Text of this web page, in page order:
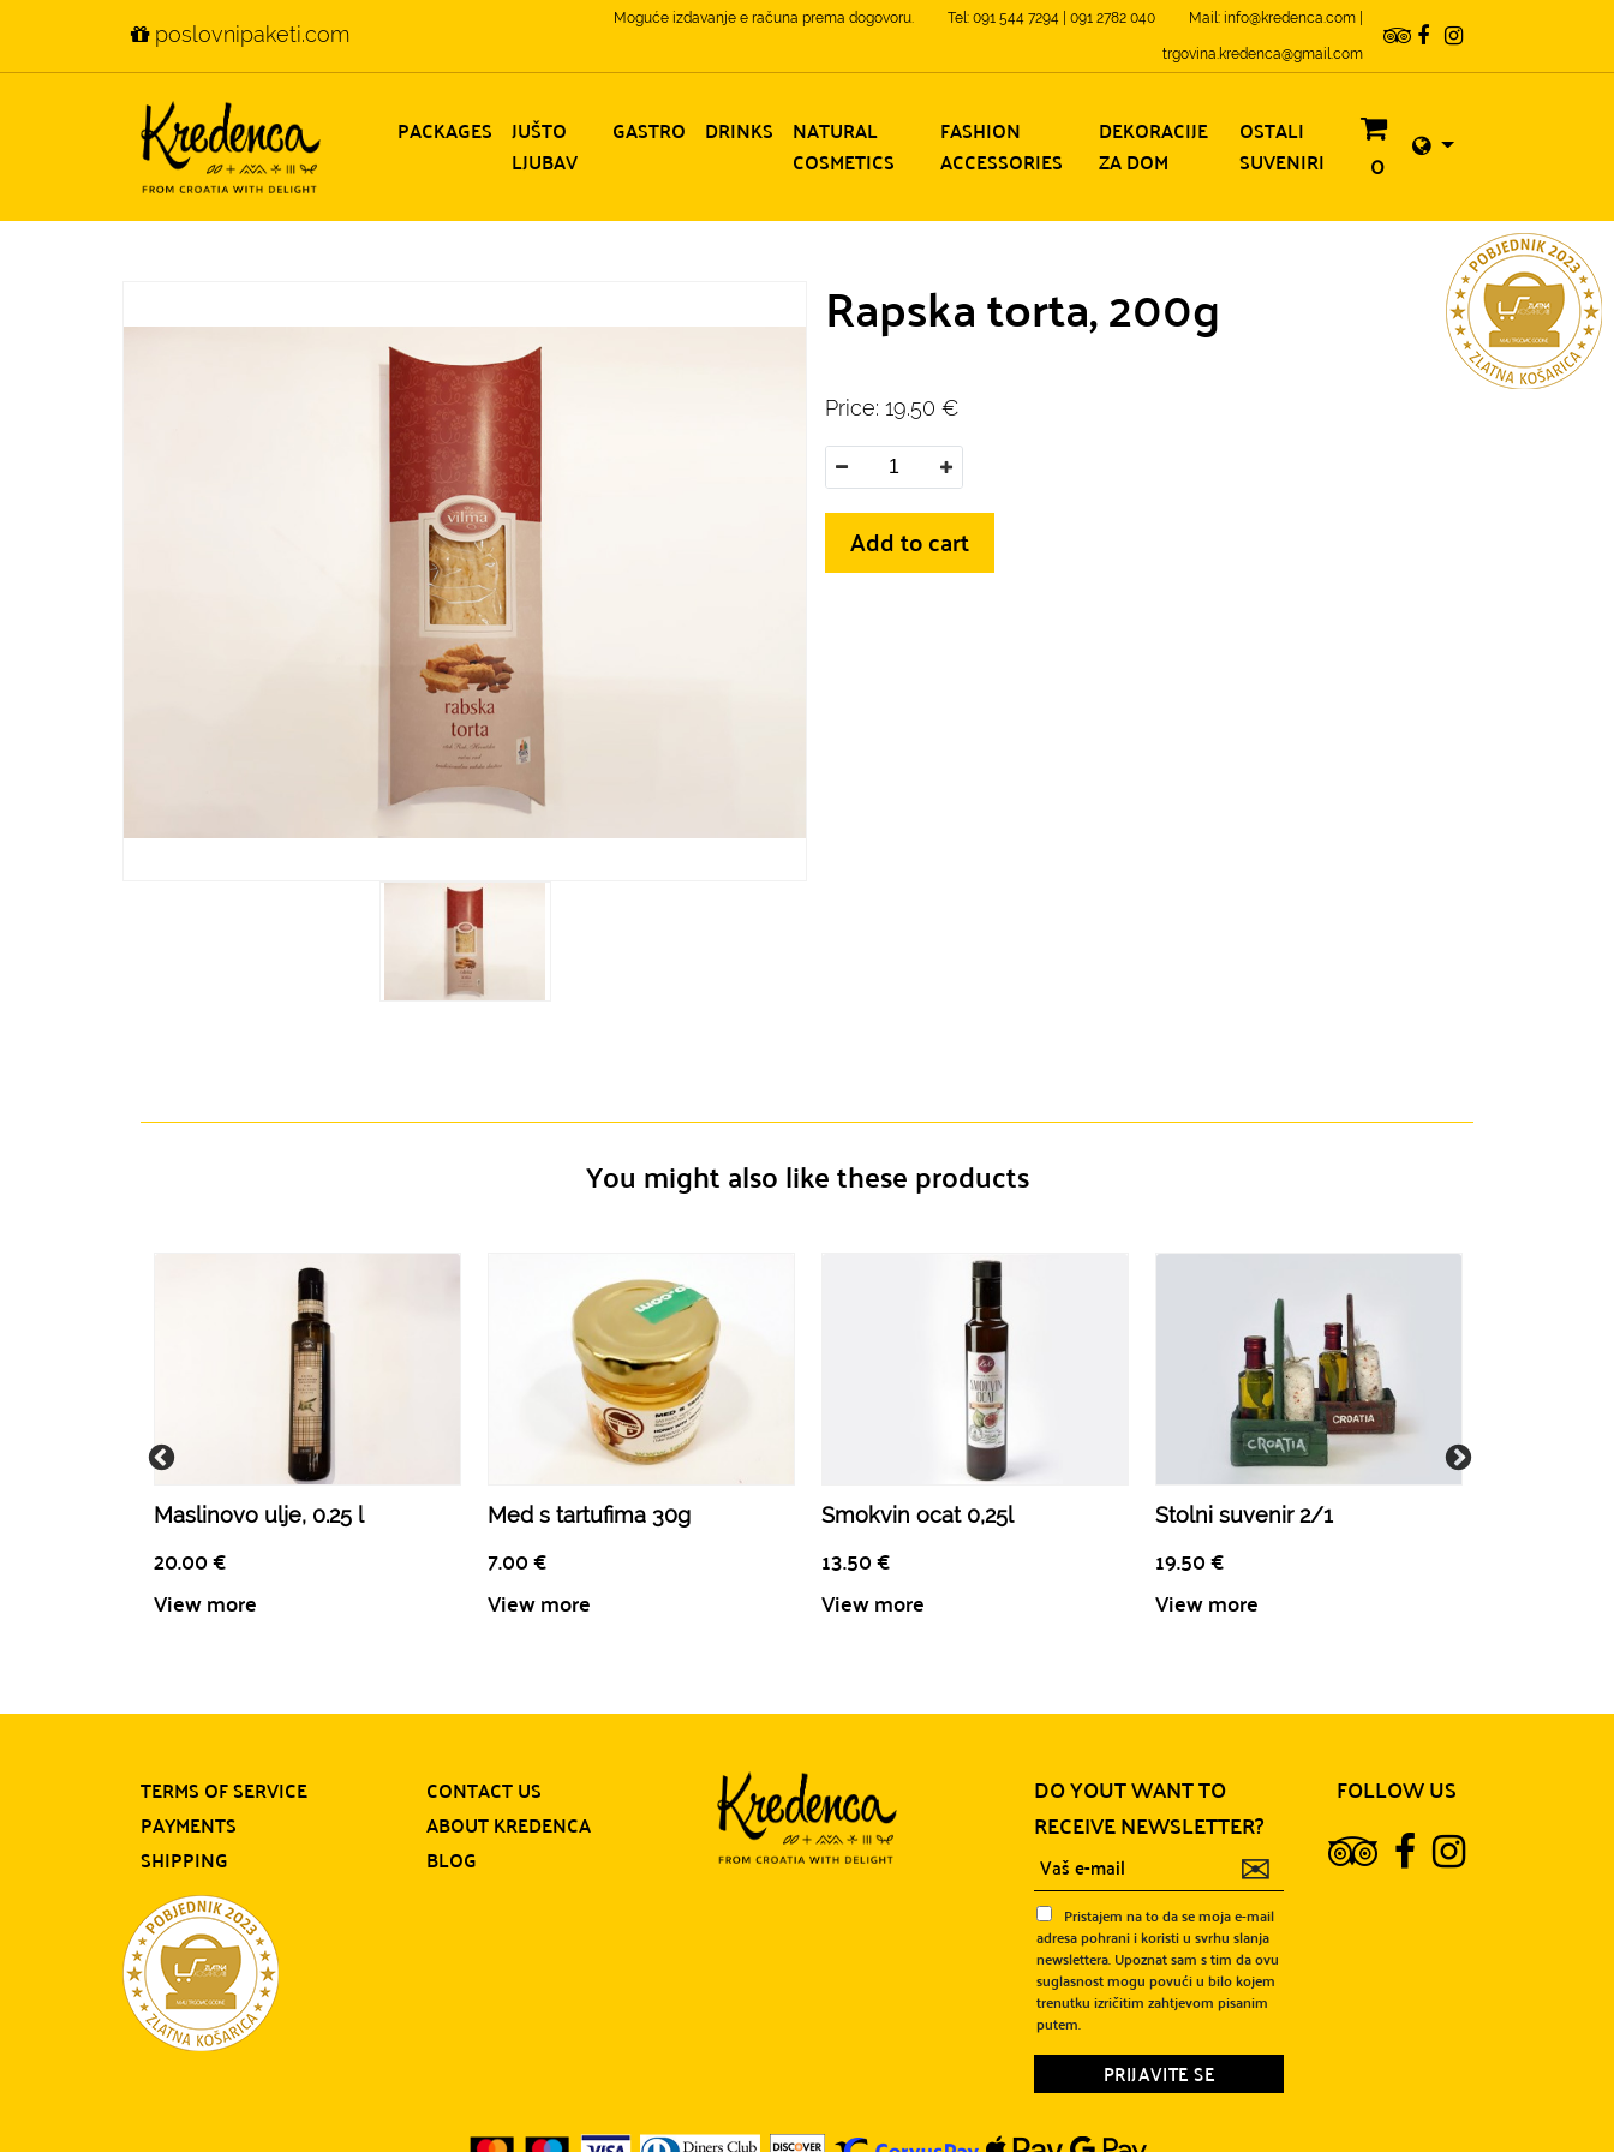
poslovnipaketi.com
Moguće izdavanje e računa prema dogovoru. Tel: 091 544 7294 | 091 2782 040 Mail: info@kredenca.com |
trgovina.kredenca@gmail.com
PACKAGES JUŠTO
LJUBAV
GASTRO DRINKS
NATURAL
COSMETICS
FASHION
ACCESSORIES
DEKORACIJE
ZA DOM
OSTALI
SUVENIRI
0
Rapska torta, 200g
Price: 19.50 €
Add to cart
You might also like these products
Maslinovo ulje, 0.25 l
20.00€
View more
Med s tartufima 30g
7.00€
View more
Smokvin ocat 0,25l
13.50€
View more
Stolni suvenir 2/1
19.50€
View more
TERMS OF SERVICE
PAYMENTS
SHIPPING
CONTACT US
ABOUT KREDENCA
BLOG
DO YOUT WANT TO
RECEIVE NEWSLETTER?
✉
Pristajem na to da se moja e-mail
adresa pohrani i koristi u svrhu slanja
newslettera. Upoznat sam s tim da ovu
suglasnost mogu povući u bilo kojem
trenutku izričitim zahtjevom pisanim
putem.
FOLLOW US